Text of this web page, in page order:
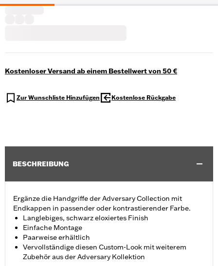
Kostenloser Versand ab einem Bestellwert von 50 €
Zur Wunschliste Hinzufügen Kostenlose Rückgabe
BESCHREIBUNG
Ergänze die Handgriffe der Adversary Collection mit
Endkappen in passender oder kontrastierender Farbe.
Langlebiges, schwarz eloxiertes Finish
Einfache Montage
Paarweise erhältlich
Vervollständige diesen Custom-Look mit weiterem
Zubehör aus der Adversary Kollektion